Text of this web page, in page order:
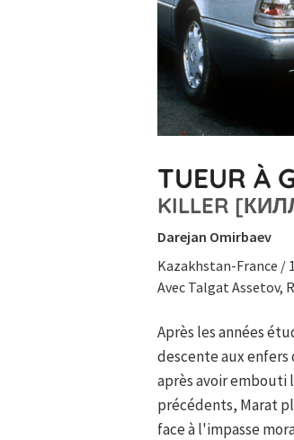
TUEUR À
KILLER
Darejan Omirbaev
Kazakhstan-France /
Avec Talgat Assetov,
Après les années
descente aux
après avoir embouti
précédents, Marat
face à l'impasse